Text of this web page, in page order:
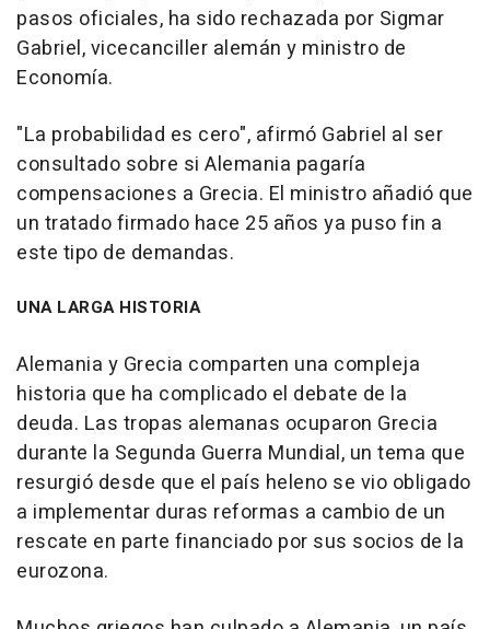
pasos oficiales, ha sido rechazada por Sigmar
Gabriel, vicecanciller alemán y ministro de
Economía.
"La probabilidad es cero", afirmó Gabriel al ser
consultado sobre si Alemania pagaría
compensaciones a Grecia. El ministro añadió que
un tratado firmado hace 25 años ya puso fin a
este tipo de demandas.
UNA LARGA HISTORIA
Alemania y Grecia comparten una compleja
historia que ha complicado el debate de la
deuda. Las tropas alemanas ocuparon Grecia
durante la Segunda Guerra Mundial, un tema que
resurgió desde que el país heleno se vio obligado
a implementar duras reformas a cambio de un
rescate en parte financiado por sus socios de la
eurozona.